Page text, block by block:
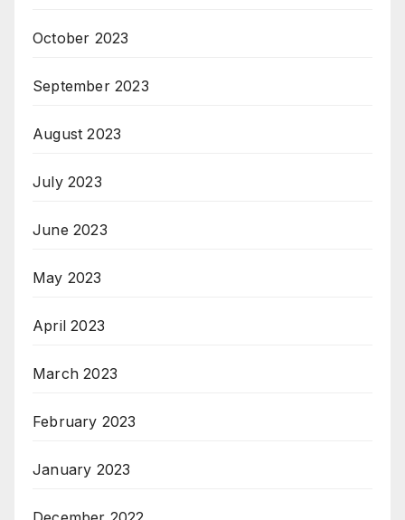
October 2023
September 2023
August 2023
July 2023
June 2023
May 2023
April 2023
March 2023
February 2023
January 2023